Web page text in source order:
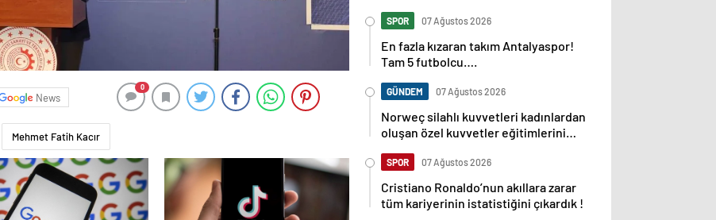
News
0
Mehmet Fatih Kacır
SPOR 07 Ağustos 2026
En fazla kızaran takım Antalyaspor!
Tam 5 futbolcu….
GÜNDEM 07 Ağustos 2026
Norweç silahlı kuvvetleri kadınlardan
oluşan özel kuvvetler eğitimlerini
SPOR 07 Ağustos 2026
Cristiano Ronaldo’nun akıllara zarar
tüm kariyerinin istatistiğini çıkardık !